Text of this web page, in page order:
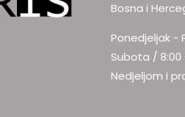
Bosna i
Ponedjeljak -
Subota / 8:00
Nedjeljom i